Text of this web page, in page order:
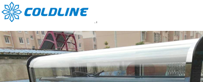
EINREICHUNGEN